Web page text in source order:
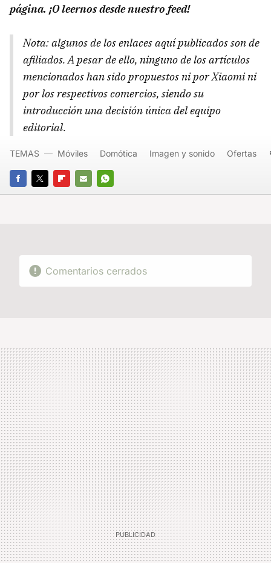
página. ¡O leernos desde nuestro feed!
Nota: algunos de los enlaces aquí publicados son de
afiliados. A pesar de ello, ninguno de los artículos
mencionados han sido propuestos ni por Xiaomi ni
por los respectivos comercios, siendo su
introducción una decisión única del equipo
editorial.
FACEBOOK
TWITTERFLIPBOARD
E-
WHATSAPP
TEMAS Móviles Domótica Imagen y sonido Ofertas
Comentarios cerrados